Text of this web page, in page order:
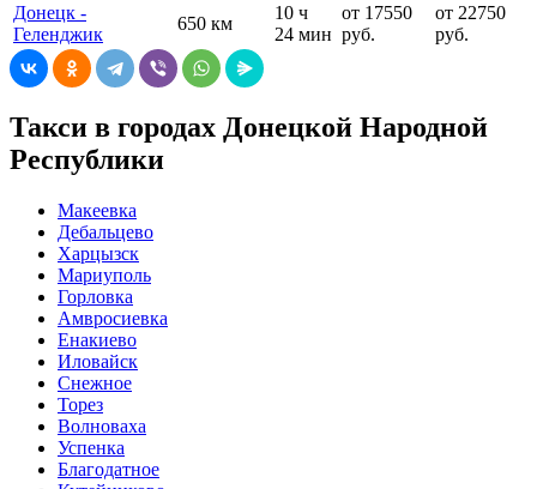
Донецк -
Геленджик
650 км
10 ч
24 мин
от 17550
руб.
от 22750
руб.
Такси в городах Донецкой Народной
Республики
Макеевка
Дебальцево
Харцызск
Мариуполь
Горловка
Амвросиевка
Енакиево
Иловайск
Снежное
Торез
Волноваха
Успенка
Благодатное